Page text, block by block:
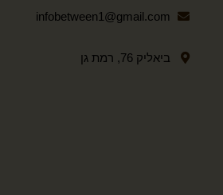
infobetween1@gmail.com
ביאליק 76, רמת גן